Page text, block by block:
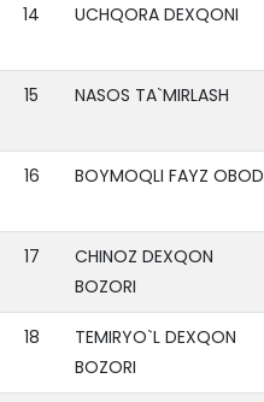
14 UCHQORA DEXQONI
15 NASOS TA`MIRLASH
16 BOYMOQLI FAYZ OBOD
17
CHINOZ DEXQON
BOZORI
18
TEMIRYO`L DEXQON
BOZORI